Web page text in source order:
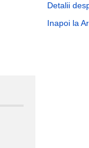
Detalii
Inapoi la